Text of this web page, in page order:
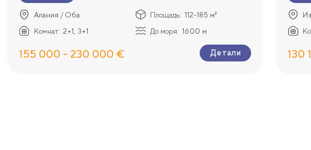
44м2.
высшего качества на полу, кухонный гарнитур с гранитной рабочей
с тройным замком, двойные панорамные стеклопакеты,
Алания / Оба Площадь: 112-185 м²
Комнат: 2+1, 3+1 До моря: 1600 м
155 000 - 230 000 € Детали 130